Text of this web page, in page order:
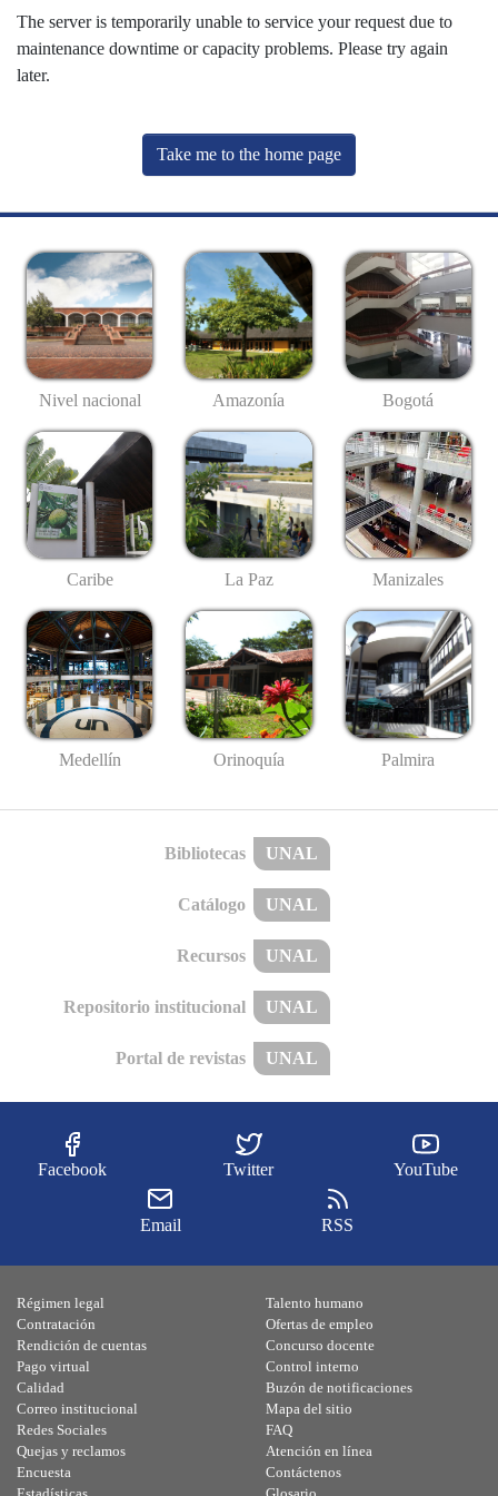
The server is temporarily unable to service your request due to
maintenance downtime or capacity problems. Please try again
later.
Take me to the home page
Nivel nacional Amazonía Bogotá
Caribe La Paz Manizales
Medellín Orinoquía Palmira
Bibliotecas UNAL
Catálogo UNAL
Recursos UNAL
Repositorio institucional UNAL
Portal de revistas UNAL
Facebook Twitter YouTube
Email RSS
Régimen legal
Contratación
Rendición de cuentas
Pago virtual
Calidad
Talento humano
Ofertas de empleo
Concurso docente
Control interno
Buzón de notificaciones
Correo institucional
Redes Sociales
Quejas y reclamos
Encuesta
Mapa del sitio
FAQ
Atención en línea
Contáctenos